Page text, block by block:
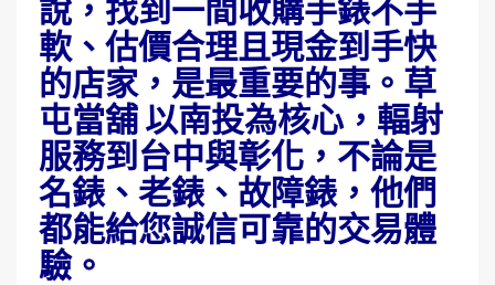
說，找到一間收購手錶不手
軟、估價合理且現金到手快
的店家，是最重要的事。草
屯當舖 以南投為核心，輻射
服務到台中與彰化，不論是
名錶、老錶、故障錶，他們
都能給您誠信可靠的交易體
驗。